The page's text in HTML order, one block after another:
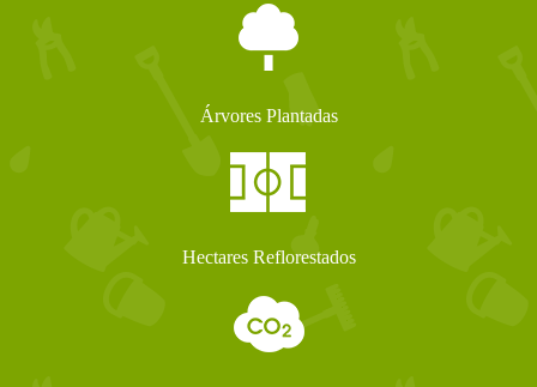
Árvores Plantadas
Hectares Reflorestados